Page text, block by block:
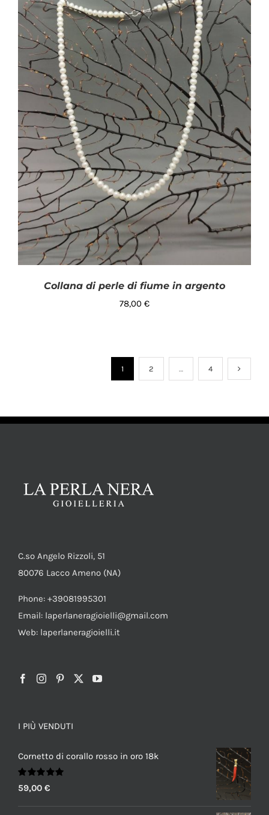
AGGIUNGI AL CARRELLO / DETTAGLI
AGGIUNGI AL CARRELLO / DETTAGLI
Collana di perle di fiume in argento
78,00 €
1 2 … 4
C.so Angelo Rizzoli, 51
80076 Lacco Ameno (NA)
Phone: +39081995301
Email: laperlaneragioielli@gmail.com
Web: laperlaneragioielli.it
I PIÙ VENDUTI
Cornetto di corallo rosso in oro 18k
Valutato
5.00 su 5
59,00 €